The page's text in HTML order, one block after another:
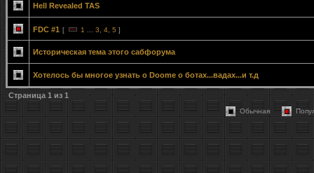
Hell Revealed TAS
FDC #1 [ 1 3 4 5 ]
Историческая тема этого сабфорума
Хотелось бы многое узнать о Doome о ботах...вадах...и т.д
Страница 1 из 1
Обычная